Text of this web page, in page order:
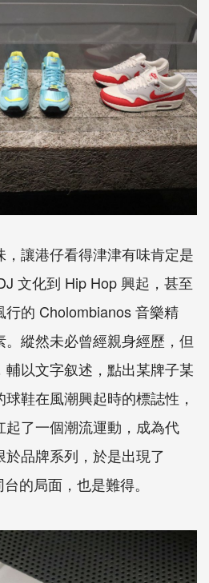
讓港仔看得津津有味肯定是
文化到 Hip Hop 興起，甚至
的 Cholombianos 音樂精
縱然未必曾經親身經歷，但
以文字叙述，點出某牌子某
鞋在風潮興起時的標誌性，
了一個潮流運動，成為代
品牌系列，於是出現了
的局面，也是難得。